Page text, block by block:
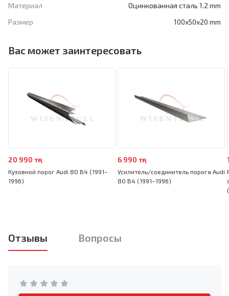
Материал
Оцинкованная сталь 1.2 mm
Размер
100x50x20 mm
Вас может заинтересовать
20 990 тңг
Кузовной порог Audi 80 B4 (1991–
1996)
6 990 тңг
Усилитель/соединитель порога Audi
80 B4 (1991–1996)
Отзывы Вопросы